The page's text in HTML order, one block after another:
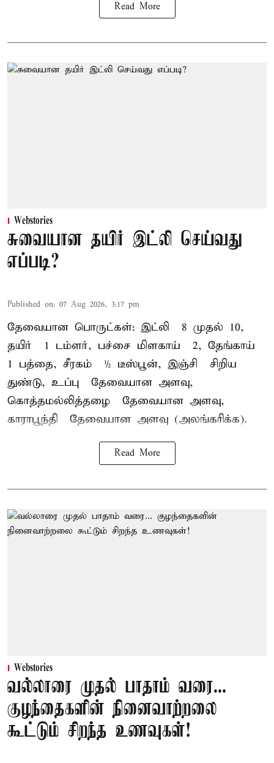
Read More
Webstories
சுவையான தயிர் இட்லி செய்வது
எப்படி?
Published on: 07 Aug 2026, 3:17 pm
தேவையான பொருட்கள்: இட்லி – 8 முதல் 10,
தயிர் – 1 டம்ளர், பச்சை மிளகாய் – 2, தேங்காய் –
1 பத்தை, சீரகம் – ½ டீஸ்பூன், இஞ்சி – சிறிய
துண்டு, உப்பு – தேவையான அளவு,
கொத்தமல்லித்தழை – தேவையான அளவு,
காராபூந்தி – தேவையான அளவு (அலங்கரிக்க).
Read More
Webstories
வல்லாரை முதல் பாதாம் வரை...
குழந்தைகளின் நினைவாற்றலை
கூட்டும் சிறந்த உணவுகள்!